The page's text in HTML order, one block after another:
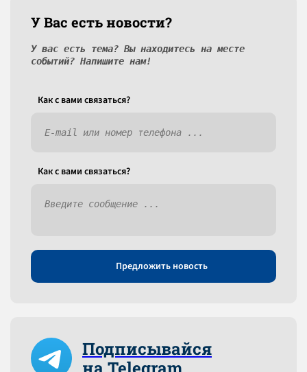
У Вас есть новости?
У вас есть тема? Вы находитесь на месте
событий? Напишите нам!
Как c вами связаться?
Как c вами связаться?
Предложить новость
Подписывайся